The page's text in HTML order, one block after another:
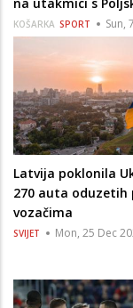
KOŠARKA SPORT Sun,
Latvija poklonila
270 auta oduzetih
vozačima
SVIJET Mon, 25 Dec